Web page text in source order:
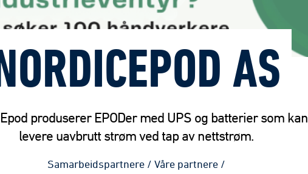
AS
produserer EPODer med UPS og batterier som kan
levere uavbrutt strøm ved tap av nettstrøm.
Samarbeidspartnere / Våre partnere /